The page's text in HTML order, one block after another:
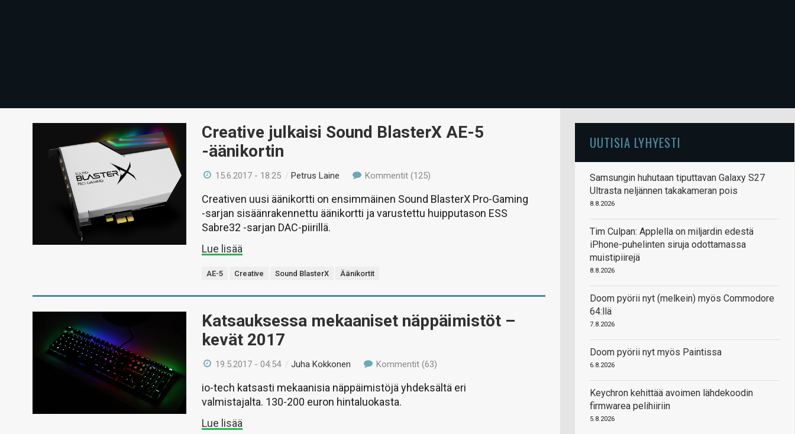
Creative julkaisi Sound BlasterX AE-5
-äänikortin
15.6.2017 - 18:25 /Petrus Laine Kommentit (125)
Creativen uusi äänikortti on ensimmäinen Sound BlasterX Pro-Gaming
-sarjan sisäänrakennettu äänikortti ja varustettu huipputason ESS
Sabre32 -sarjan DAC-piirillä.
Lue lisää
AE-5 Creative Sound BlasterX Äänikortit
Katsauksessa mekaaniset näppäimistöt –
kevät 2017
19.5.2017 - 04:54 /Juha Kokkonen Kommentit (63)
io-tech katsasti mekaanisia näppäimistöjä yhdeksältä eri
valmistajalta. 130-200 euron hintaluokasta.
Lue lisää
UUTISIA LYHYESTI
Samsungin huhutaan tiputtavan Galaxy S27
Ultrasta neljännen takakameran pois
8.8.2026
Tim Culpan: Applella on miljardin edestä
iPhone-puhelinten siruja odottamassa
muistipiirejä
8.8.2026
Doom pyörii nyt (melkein) myös Commodore
64:llä
7.8.2026
Doom pyörii nyt myös Paintissa
6.8.2026
Keychron kehittää avoimen lähdekoodin
firmwarea pelihiiriin
5.8.2026